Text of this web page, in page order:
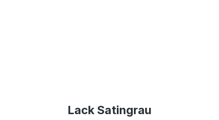
Lack Satingrau